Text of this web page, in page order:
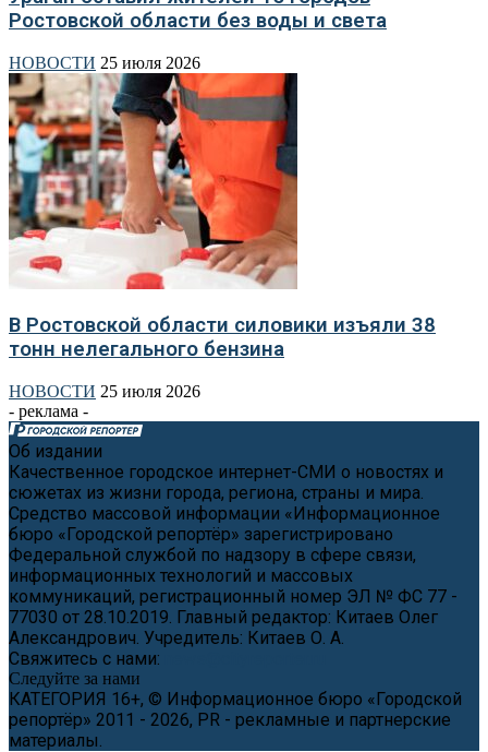
Ростовской области без воды и света
НОВОСТИ 25 июля 2026
В Ростовской области силовики изъяли 38
тонн нелегального бензина
НОВОСТИ 25 июля 2026
- реклама -
Об издании
Качественное городское интернет-СМИ о новостях и
сюжетах из жизни города, региона, страны и мира.
Средство массовой информации «Информационное
бюро «Городской репортёр» зарегистрировано
Федеральной службой по надзору в сфере связи,
информационных технологий и массовых
коммуникаций, регистрационный номер ЭЛ № ФС 77 -
77030 от 28.10.2019. Главный редактор: Китаев Олег
Александрович. Учредитель: Китаев О. А.
Свяжитесь с нами:
Следуйте за нами
КАТЕГОРИЯ 16+, © Информационное бюро «Городской
репортёр» 2011 - 2026, PR - рекламные и партнерские
материалы.